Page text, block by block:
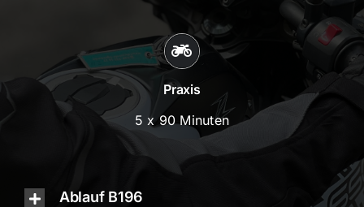
Praxis
5 x 90 Minuten
Ablauf B196